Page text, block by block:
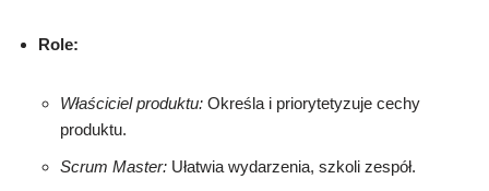
Role:
Właściciel produktu: Określa i priorytetyzuje cechy
produktu.
Scrum Master: Ułatwia wydarzenia, szkoli zespół.